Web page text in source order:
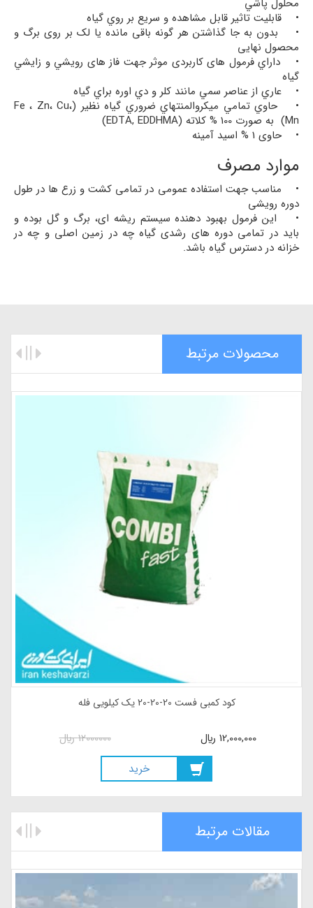
محلول پاشي
• قابليت تاثير قابل مشاهده و سريع بر روي گياه
• بدون به جا گذاشتن هر گونه باقی مانده یا لک بر روی برگ و
محصول نهایی
• داراي فرمول های کاربردی موثر جهت فاز های رويشي و زايشي
گياه
• عاري از عناصر سمي مانند كلر و دي اوره براي گياه
• حاوي تمامي ميكروالمنتهاي ضروري گیاه نظیر (Fe ، Zn، Cu،
Mn) به صورت 100 % كلاته (EDTA, EDDHMA)
• حاوی 1 % اسيد آمينه
موارد مصرف
• مناسب جهت استفاده عمومی در تمامی کشت و زرع ها در طول
دوره رویشی
• این فرمول بهبود دهنده سیستم ریشه ای، برگ و گل بوده و
باید در تمامی دوره های رشدی گیاه چه در زمین اصلی و چه در
خزانه در دسترس گیاه باشد.
محصولات مرتبط
کود کمبی فست 20-20-20 یک کیلویی فله
12000000 12,000,000
مقالات مرتبط